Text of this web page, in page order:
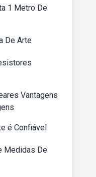
1 Metro De
De Arte
Vantagens
é Confiável
Medidas De